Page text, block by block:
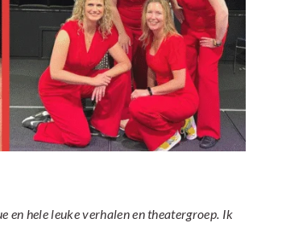
en hele leuke verhalen en theatergroep. Ik